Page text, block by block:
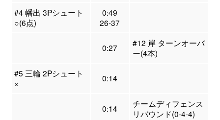
#4 幡出 3Pシュート
○(6点)
0:49
26-37
0:27
#12 岸 ターンオーバ
ー(4本)
#5 三輪 2Pシュート
×
0:14
0:14
チームディフェンス
リバウンド(0-4-4)